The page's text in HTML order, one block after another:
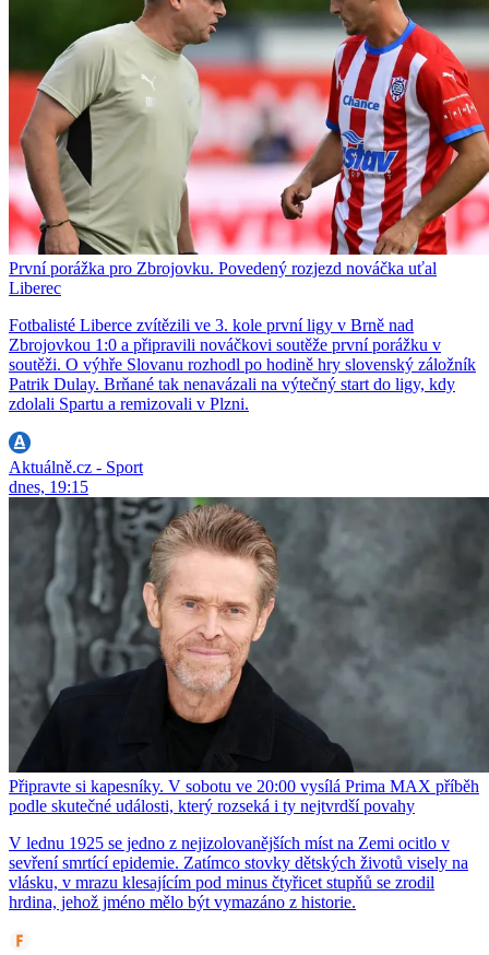
První porážka pro Zbrojovku. Povedený rozjezd nováčka uťal
Liberec
Fotbalisté Liberce zvítězili ve 3. kole první ligy v Brně nad
Zbrojovkou 1:0 a připravili nováčkovi soutěže první porážku v
soutěži. O výhře Slovanu rozhodl po hodině hry slovenský záložník
Patrik Dulay. Brňané tak nenavázali na výtečný start do ligy, kdy
zdolali Spartu a remizovali v Plzni.
Aktuálně.cz - Sport
dnes, 19:15
Připravte si kapesníky. V sobotu ve 20:00 vysílá Prima MAX příběh
podle skutečné události, který rozseká i ty nejtvrdší povahy
V lednu 1925 se jedno z nejizolovanějších míst na Zemi ocitlo v
sevření smrtící epidemie. Zatímco stovky dětských životů visely na
vlásku, v mrazu klesajícím pod minus čtyřicet stupňů se zrodil
hrdina, jehož jméno mělo být vymazáno z historie.